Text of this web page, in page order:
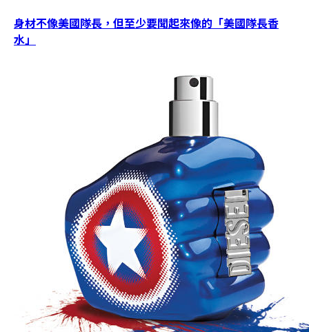
身材不像美國隊長，但至少要聞起來像的「美國隊長香
水」